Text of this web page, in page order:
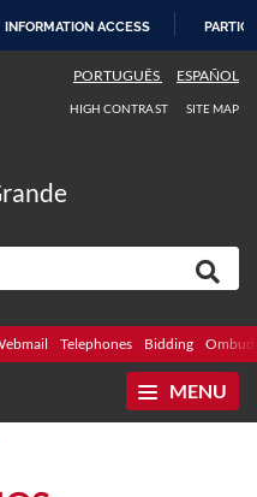
INFORMATION ACCESS
PORTUGUÊS ESPAÑOL
HIGH CONTRAST SITE MAP
Telephones Bidding
MENU